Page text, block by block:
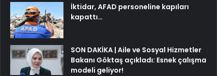
İktidar, AFAD personeline kapıları
kapattı…
SON DAKİKA | Aile ve Sosyal Hizmetler
Bakanı Göktaş açıkladı: Esnek çalışma
modeli geliyor!